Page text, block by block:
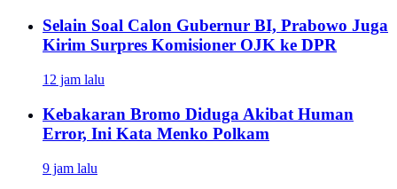
Selain Soal Calon Gubernur BI, Prabowo Juga
Kirim Surpres Komisioner OJK ke DPR
12 jam lalu
Kebakaran Bromo Diduga Akibat Human
Error, Ini Kata Menko Polkam
9 jam lalu